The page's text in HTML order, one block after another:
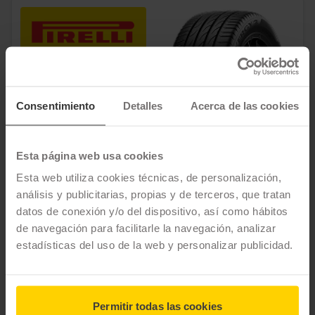
Consentimiento Detalles Acerca de las cookies
Esta página web usa cookies
Esta web utiliza cookies técnicas, de personalización,
análisis y publicitarias, propias y de terceros, que tratan
datos de conexión y/o del dispositivo, así como hábitos
de navegación para facilitarle la navegación, analizar
estadísticas del uso de la web y personalizar publicidad.
Permitir todas las cookies
Powergy 2
94,25 €